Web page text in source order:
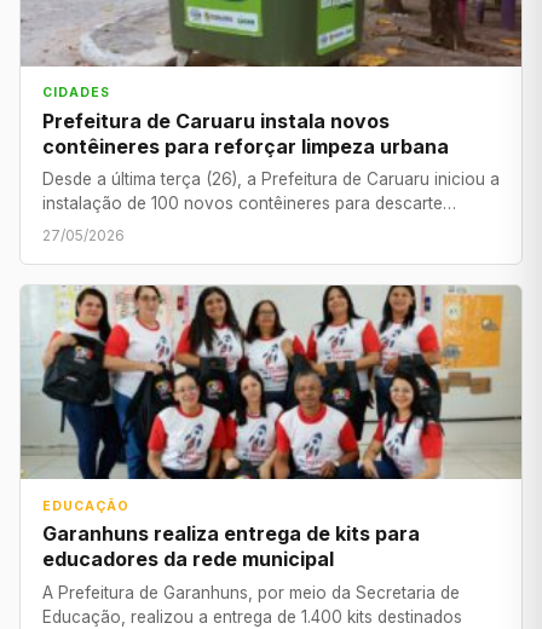
CIDADES
Prefeitura de Caruaru instala novos
contêineres para reforçar limpeza urbana
Desde a última terça (26), a Prefeitura de Caruaru iniciou a
instalação de 100 novos contêineres para descarte…
27/05/2026
EDUCAÇÃO
Garanhuns realiza entrega de kits para
educadores da rede municipal
A Prefeitura de Garanhuns, por meio da Secretaria de
Educação, realizou a entrega de 1.400 kits destinados